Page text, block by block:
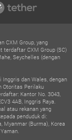
CXM Group, yang
CXM Group (SC)
Seychelles (dengan
Inggris dan Wales, dengan
Otoritas Perilaku
Kantor No. 3043,
4AB, Inggris Raya.
atau rekanan yang
penduduk di:
Myanmar (Burma), Korea